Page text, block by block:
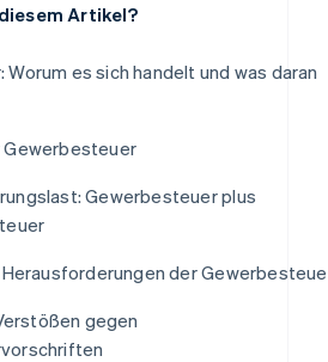
Artikel?
es sich handelt und was daran
Gewerbesteuer
Gewerbesteuer plus
der
gegen